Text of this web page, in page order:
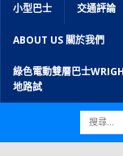
小型巴士 交通評論
ABOUT US 關於我們
綠色電動雙層巴士
地路試